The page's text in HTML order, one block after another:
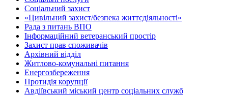
Соціальний захист
«Цивільний захист/безпека життєдіяльності»
Рада з питань ВПО
Інформаційний ветеранський простір
Захист прав споживачів
Архівний відділ
Житлово-комунальні питання
Енергозбереження
Протидія корупції
Авдіївський міський центр соціальних служб